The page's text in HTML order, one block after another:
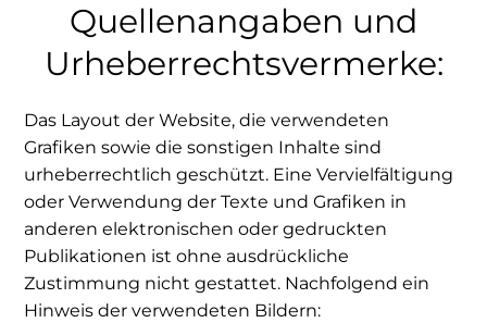
Quellenangaben und
Urheberrechtsvermerke:
Das Layout der Website, die verwendeten
Grafiken sowie die sonstigen Inhalte sind
urheberrechtlich geschützt. Eine Vervielfältigung
oder Verwendung der Texte und Grafiken in
anderen elektronischen oder gedruckten
Publikationen ist ohne ausdrückliche
Zustimmung nicht gestattet. Nachfolgend ein
Hinweis der verwendeten Bildern: